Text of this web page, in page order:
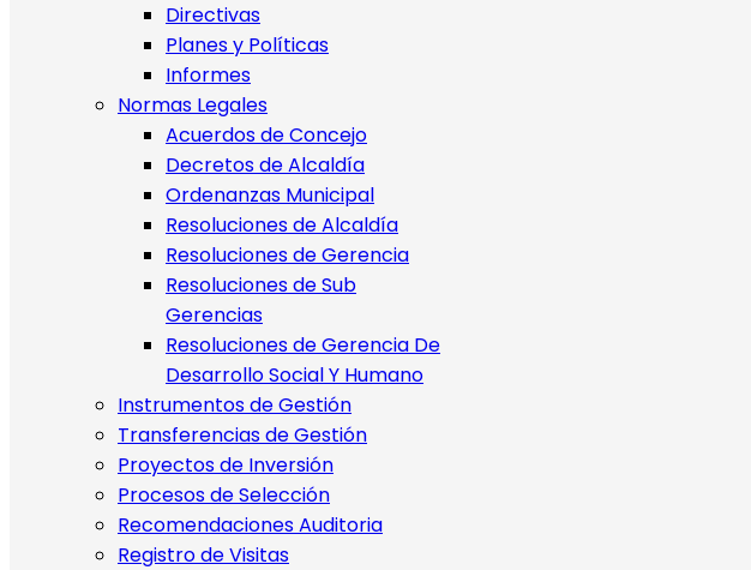
Directivas
Planes y Políticas
Informes
Normas Legales
Acuerdos de Concejo
Decretos de Alcaldía
Ordenanzas Municipal
Resoluciones de Alcaldía
Resoluciones de Gerencia
Resoluciones de Sub
Gerencias
Resoluciones de Gerencia De
Desarrollo Social Y Humano
Instrumentos de Gestión
Transferencias de Gestión
Proyectos de Inversión
Procesos de Selección
Recomendaciones Auditoria
Registro de Visitas